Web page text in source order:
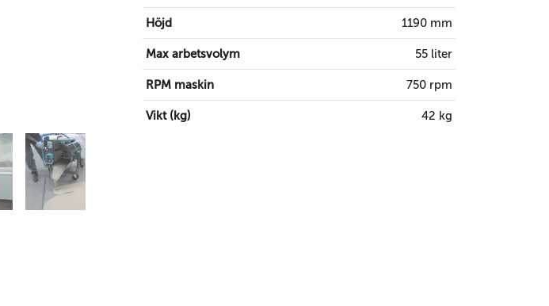
Höjd 1190 mm
Max arbetsvolym 55 liter
RPM maskin 750 rpm
Vikt (kg) 42 kg